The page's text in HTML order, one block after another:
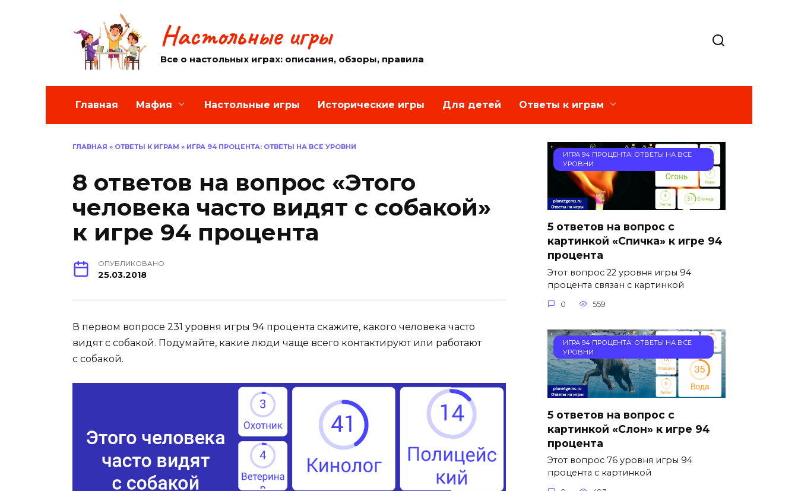
Настольные игры
Все о настольных играх: описания, обзоры, правила
Главная Мафия Настольные игры Исторические игры Для детей Ответы к играм
ГЛАВНАЯ » ОТВЕТЫ К ИГРАМ » ИГРА 94 ПРОЦЕНТА: ОТВЕТЫ НА ВСЕ УРОВНИ
8 ответов на вопрос «Этого
человека часто видят с собакой»
к игре 94 процента
ОПУБЛИКОВАНО
25.03.2018
В первом вопросе 231 уровня игры 94 процента скажите, какого человека часто
видят с собакой. Подумайте, какие люди чаще всего контактируют или работают
с собакой.
ИГРА 94 ПРОЦЕНТА: ОТВЕТЫ НА ВСЕ
УРОВНИ
5 ответов на вопрос с
картинкой «Спичка» к игре 94
процента
Этот вопрос 22 уровня игры 94
процента связан с картинкой
0 559
ИГРА 94 ПРОЦЕНТА: ОТВЕТЫ НА ВСЕ
УРОВНИ
5 ответов на вопрос с
картинкой «Слон» к игре 94
процента
Этот вопрос 76 уровня игры 94
процента с картинкой